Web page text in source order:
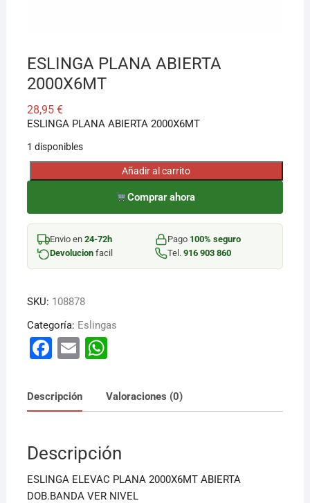
ESLINGA PLANA ABIERTA
2000X6MT
28,95 €
ESLINGA PLANA ABIERTA 2000X6MT
1 disponibles
ESLINGA
ABIERTA
2000X6MT
cantidad
Añadir al carrito
Comprar ahora
Envio en 24-72h Pago 100% seguro
Devolucionfacil Tel. 916 903 860
SKU: 108878
Categoría: Eslingas
F
c
e
o
o
E
ai
l
W
at
s
p
p
Descripción Valoraciones (0)
Descripción
ESLINGA ELEVAC PLANA 2000X6MT ABIERTA
DOB.BANDA VER NIVEL
aunque no sepas el nombre exacto